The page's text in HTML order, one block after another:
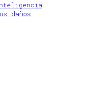
daños